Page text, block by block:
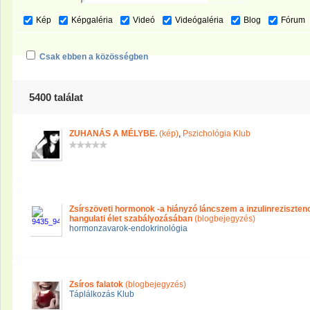
Kép Képgaléria Videó Videógaléria Blog Fórum
Csak ebben a közösségben
5400 találat
ZUHANÁS A MÉLYBE. (kép), Pszichológia Klub
Zsírszöveti hormonok -a hiányzó láncszem a
hangulati élet szabályozásában (blogbejegyzés)
hormonzavarok-endokrinológia
Zsíros falatok (blogbejegyzés)
Táplálkozás Klub